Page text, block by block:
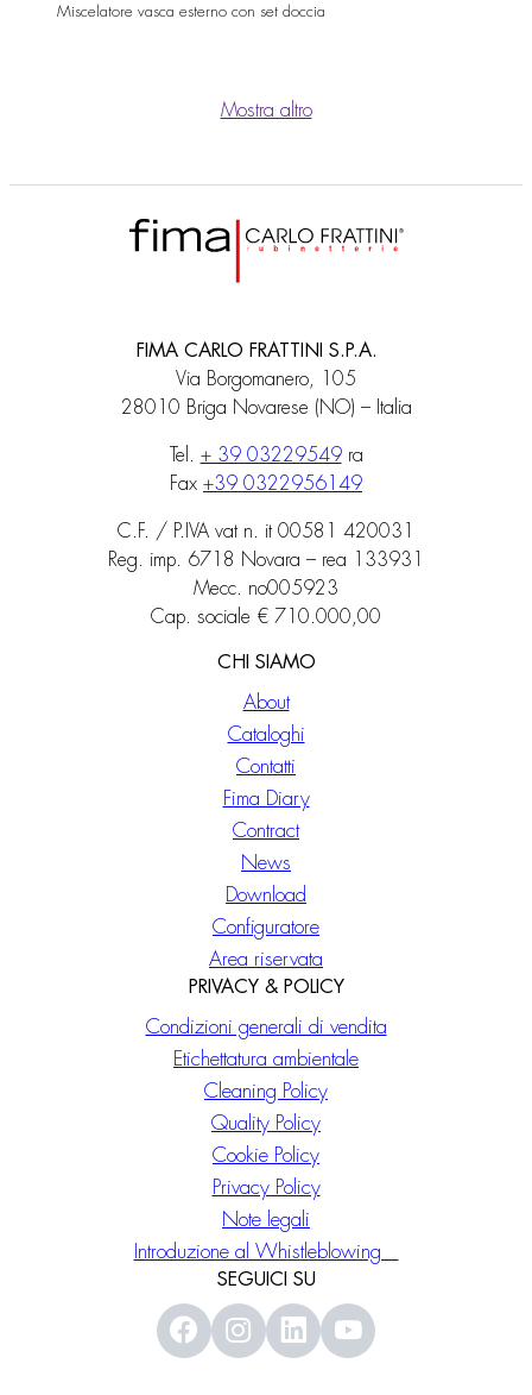
Miscelatore vasca esterno con set doccia
Mostra altro
FIMA CARLO FRATTINI S.P.A.
Via Borgomanero, 105
28010 Briga Novarese (NO) – Italia
Tel. + 39 03229549ra
Fax +39 0322956149
C.F. / P.IVA vat n. it 00581 420031
Reg. imp. 6718 Novara – rea 133931
Mecc. no005923
Cap. sociale € 710.000,00
CHI SIAMO
About
Cataloghi
Contatti
Fima Diary
Contract
News
Download
Configuratore
Area riservata
PRIVACY & POLICY
Condizioni generali di vendita
Etichettatura ambientale
Cleaning Policy
Quality Policy
Cookie Policy
Privacy Policy
Note legali
Introduzione al Whistleblowing
SEGUICI SU